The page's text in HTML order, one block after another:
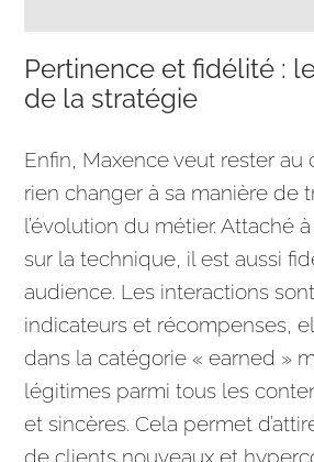
Pertinence et fidélité :
de la stratégie
Enfin, Maxence veut rester au
rien changer à sa manière de
l’évolution du métier. Attaché
sur la technique, il est aussi
audience. Les interactions
indicateurs et récompenses,
dans la catégorie « earned »
légitimes parmi tous les
et sincères. Cela permet
de clients nouveaux et